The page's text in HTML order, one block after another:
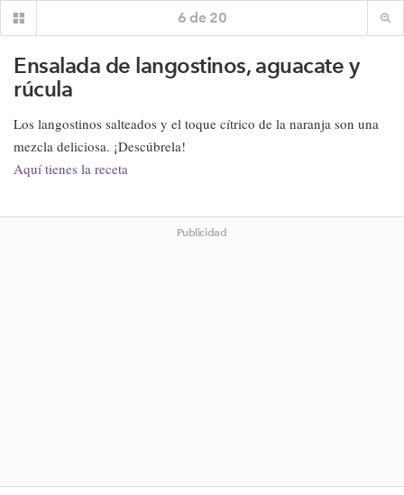
6 de 20
Ensalada de langostinos, aguacate y
rúcula
Los langostinos salteados y el toque cítrico de la naranja son una
mezcla deliciosa. ¡Descúbrela!
Aquí tienes la receta
Publicidad